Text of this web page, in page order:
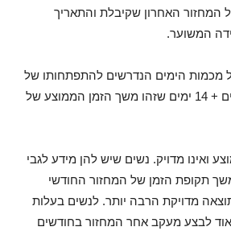
של המחזור האחרון שקיבלת והתאריך
המשוער.
מתקבל מכמות הימים הנדרשים להתפתחותו של
עובר אנושי שהם 266 ימים + 14 ימים שזהו משך הזמן הממוצע של
ואינו מדויק. נשים שיש להן מידע לגבי
תקופת הזמן של המחזור החודשי
מדויקת הרבה יותר. לנשים בעלות
לבצע מעקב אחר המחזור בחודשים